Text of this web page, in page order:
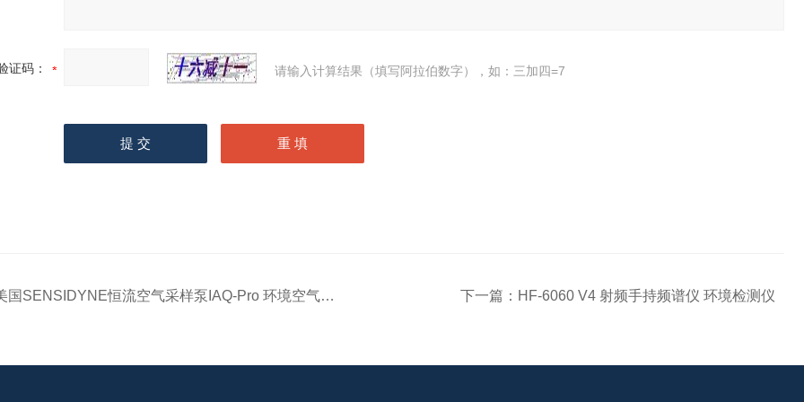
证码： 请输入计算结果（填写阿拉伯数字），如：三加四=7
国SENSIDYNE恒流空气采样泵IAQ-Pro 环境空气检测仪 下一篇： HF-6060 V4 射频手持频谱仪 环境检测仪